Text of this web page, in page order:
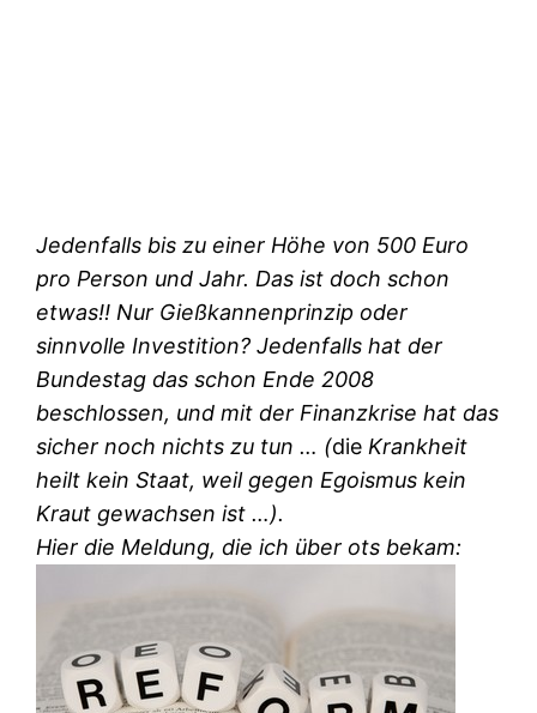
Jedenfalls bis zu einer Höhe von 500 Euro
pro Person und Jahr. Das ist doch schon
etwas!! Nur Gießkannenprinzip oder
sinnvolle Investition? Jedenfalls hat der
Bundestag das schon Ende 2008
beschlossen, und mit der Finanzkrise hat das
sicher noch nichts zu tun … (die Krankheit
heilt kein Staat, weil gegen Egoismus kein
Kraut gewachsen ist …).
Hier die Meldung, die ich über ots bekam: